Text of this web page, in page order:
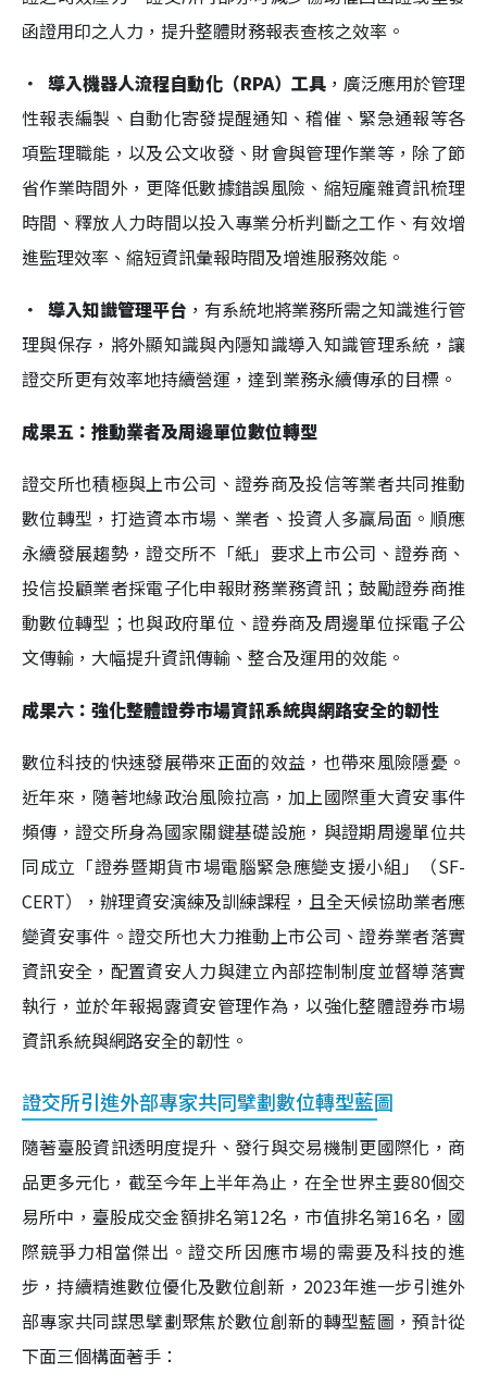
函證用印之人力，提升整體財務報表查核之效率。
． 導入機器人流程自動化（RPA）工具，廣泛應用於管理
性報表編製、自動化寄發提醒通知、稽催、緊急通報等各
項監理職能，以及公文收發、財會與管理作業等，除了節
省作業時間外，更降低數據錯誤風險、縮短龐雜資訊梳理
時間、釋放人力時間以投入專業分析判斷之工作、有效增
進監理效率、縮短資訊彙報時間及增進服務效能。
． 導入知識管理平台 ，有系統地將業務所需之知識進行管
理與保存，將外顯知識與內隱知識導入知識管理系統，讓
證交所更有效率地持續營運，達到業務永續傳承的目標。
成果五：推動業者及周邊單位數位轉型
證交所也積極與上市公司、證券商及投信等業者共同推動
數位轉型，打造資本市場、業者、投資人多贏局面。順應
永續發展趨勢，證交所不「紙」要求上市公司、證券商、
投信投顧業者採電子化申報財務業務資訊；鼓勵證券商推
動數位轉型；也與政府單位、證券商及周邊單位採電子公
文傳輸，大幅提升資訊傳輸、整合及運用的效能。
成果六：強化整體證券市場資訊系統與網路安全的韌性
數位科技的快速發展帶來正面的效益，也帶來風險隱憂。
近年來，隨著地緣政治風險拉高，加上國際重大資安事件
頻傳，證交所身為國家關鍵基礎設施，與證期周邊單位共
同成立「證券暨期貨市場電腦緊急應變支援小組」（SF-
CERT），辦理資安演練及訓練課程，且全天候協助業者應
變資安事件。證交所也大力推動上市公司、證券業者落實
資訊安全，配置資安人力與建立內部控制制度並督導落實
執行，並於年報揭露資安管理作為，以強化整體證券市場
資訊系統與網路安全的韌性。
證交所引進外部專家共同擘劃數位轉型藍圖
隨著臺股資訊透明度提升、發行與交易機制更國際化，商
品更多元化，截至今年上半年為止，在全世界主要80個交
易所中，臺股成交金額排名第12名，市值排名第16名，國
際競爭力相當傑出。證交所因應市場的需要及科技的進
步，持續精進數位優化及數位創新，2023年進一步引進外
部專家共同謀思擘劃聚焦於數位創新的轉型藍圖，預計從
下面三個構面著手：